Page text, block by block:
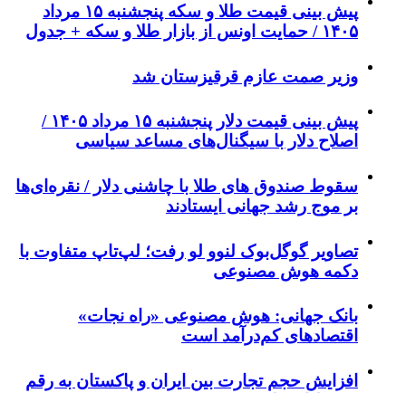
پیش‌ بینی قیمت طلا و سکه پنجشنبه ۱۵ مرداد
۱۴۰۵ / حمایت اونس از بازار طلا و سکه + جدول
وزیر صمت عازم قرقیزستان شد
پیش ‌بینی قیمت دلار پنجشنبه ۱۵ مرداد ۱۴۰۵ /
اصلاح دلار با سیگنال‌های مساعد سیاسی
سقوط صندوق های طلا با چاشنی دلار / نقره‌ای‌ها
بر موج رشد جهانی ایستادند
تصاویر گوگل‌بوک لنوو لو رفت؛ لپ‌تاپ متفاوت با
دکمه هوش مصنوعی
بانک جهانی: هوش مصنوعی «راه نجات»
اقتصادهای کم‌درآمد است
افزایش حجم تجارت بین ایران و پاکستان به رقم